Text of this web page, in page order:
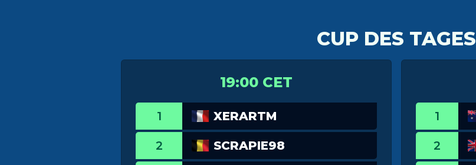
CUP DES TAGES
19:00 CET
1 XERARTM
2 SCRAPIE98
1
2